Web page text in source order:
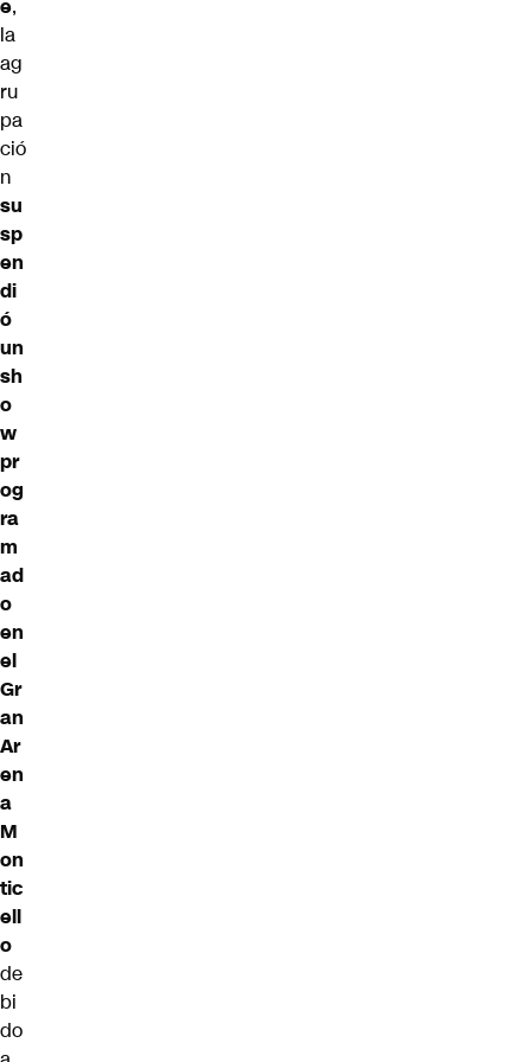
e,
la
ag
ru
pa
ció
n
su
sp
en
di
ó
un
sh
o
w
pr
og
ra
m
ad
o
en
el
Gr
an
Ar
en
a
M
on
tic
ell
o
de
bi
do